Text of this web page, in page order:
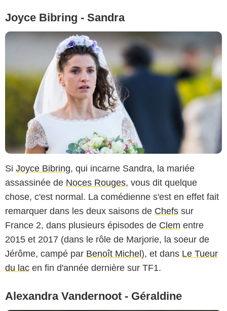
Joyce Bibring - Sandra
Si Joyce Bibring, qui incarne Sandra, la mariée
assassinée de Noces Rouges, vous dit quelque
chose, c'est normal. La comédienne s'est en effet fait
remarquer dans les deux saisons de Chefs sur
France 2, dans plusieurs épisodes de Clem entre
2015 et 2017 (dans le rôle de Marjorie, la soeur de
Jérôme, campé par Benoît Michel ), et dans Le Tueur
du lac en fin d'année dernière sur TF1.
Alexandra Vandernoot - Géraldine